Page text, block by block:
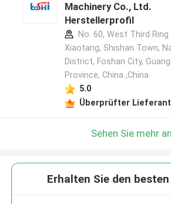
Machinery Co., Ltd.
Herstellerprofil
No. 60, West Third Ring
Xiaotang, Shishan Town,
District, Foshan City,
Province, China ,China
5.0
Überprüfter Lieferant
Sehen Sie mehr an
Erhalten Sie den